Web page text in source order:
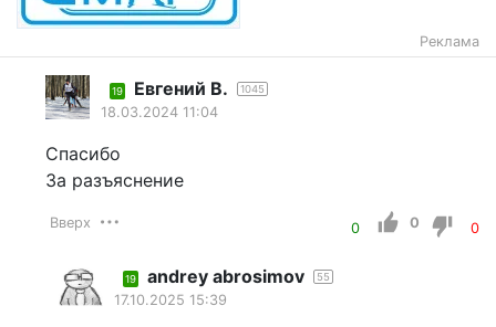
Реклама
19 Евгений В. 1045
18.03.2024 11:04
Спасибо
За разъяснение
Вверх 0 0 0
19 andrey abrosimov 55
17.10.2025 15:39